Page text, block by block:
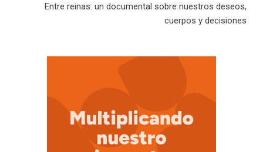
entradas
Entre reinas: un documental sobre nuestros deseos,
cuerpos y decisiones